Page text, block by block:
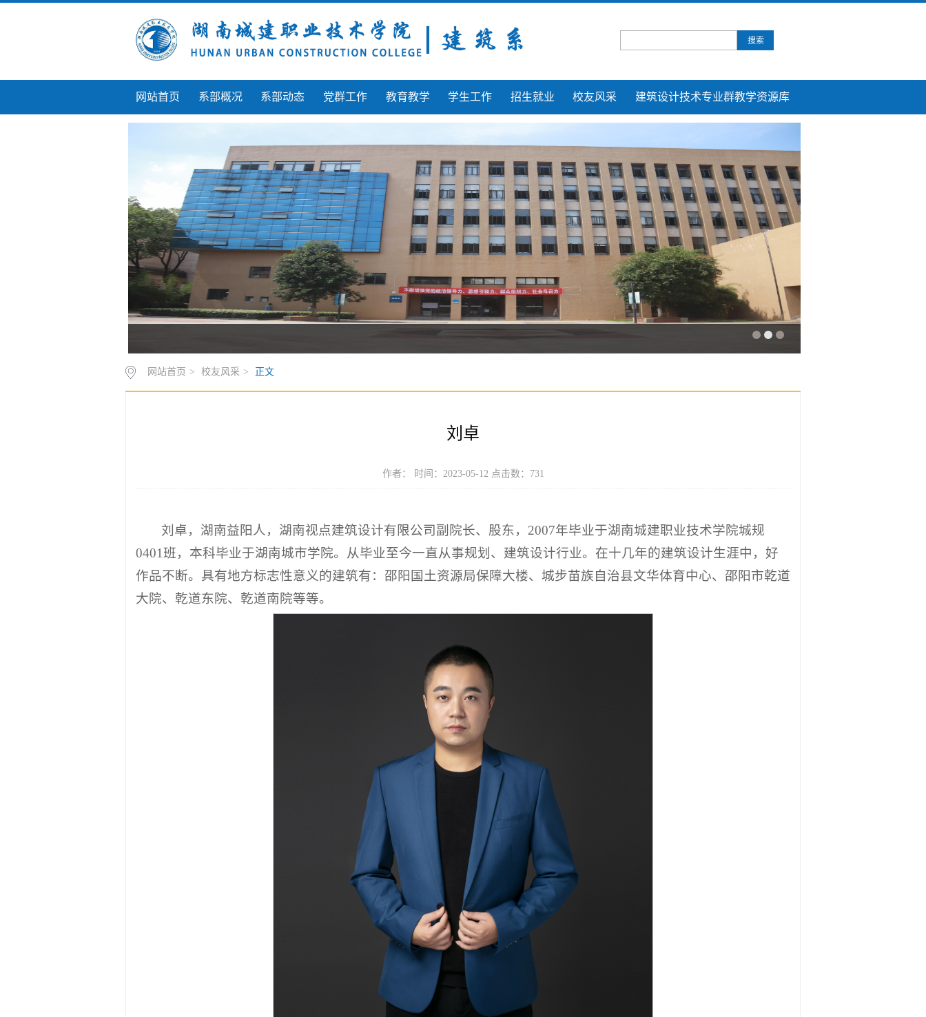
网站首页 系部概况 系部动态 党群工作 教育教学 学生工作 招生就业 校友风采 建筑设计技术专业群教学资源库
网站首页 > 校友风采 > 正文
刘卓
作者： 时间：2023-05-12 点击数： 731
刘卓，湖南益阳人，湖南视点建筑设计有限公司副院长、股东，2007年毕业于湖南城建职业技术学院城规
0401班，本科毕业于湖南城市学院。从毕业至今一直从事规划、建筑设计行业。在十几年的建筑设计生涯中，好
作品不断。具有地方标志性意义的建筑有：邵阳国土资源局保障大楼、城步苗族自治县文华体育中心、邵阳市乾道
大院、乾道东院、乾道南院等等。